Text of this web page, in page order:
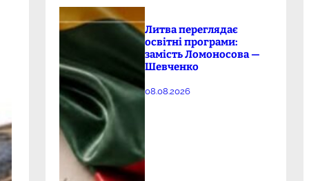
Литва переглядає
освітні програми:
замість Ломоносова —
Шевченко
08.08.2026